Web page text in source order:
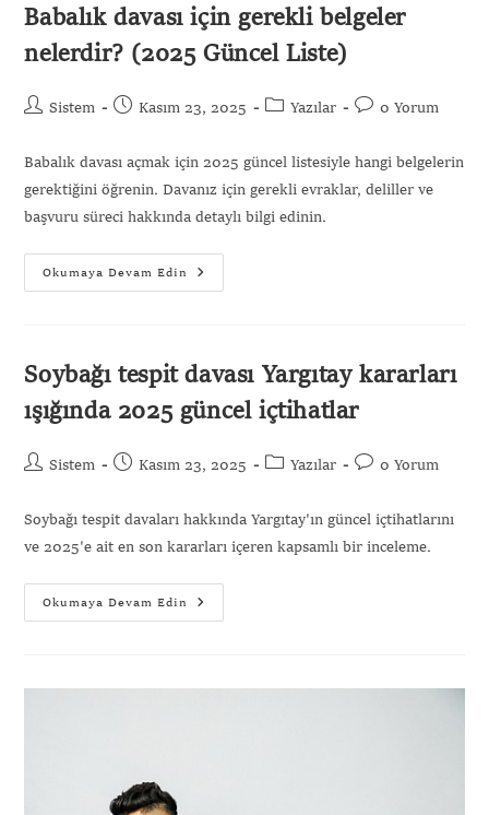
Babalık davası için gerekli belgeler
nelerdir? (2025 Güncel Liste)
Sistem Kasım 23, 2025 Yazılar 0 Yorum
Babalık davası açmak için 2025 güncel listesiyle hangi belgelerin
gerektiğini öğrenin. Davanız için gerekli evraklar, deliller ve
başvuru süreci hakkında detaylı bilgi edinin.
Okumaya Devam Edin
Soybağı tespit davası Yargıtay kararları
ışığında 2025 güncel içtihatlar
Sistem Kasım 23, 2025 Yazılar 0 Yorum
Soybağı tespit davaları hakkında Yargıtay'ın güncel içtihatlarını
ve 2025'e ait en son kararları içeren kapsamlı bir inceleme.
Okumaya Devam Edin